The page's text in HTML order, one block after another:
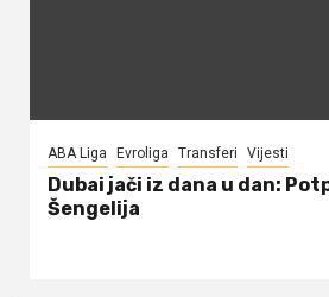
ABA Liga Evroliga Transferi Vijesti
Dubai jači iz dana u dan:
Šengelija